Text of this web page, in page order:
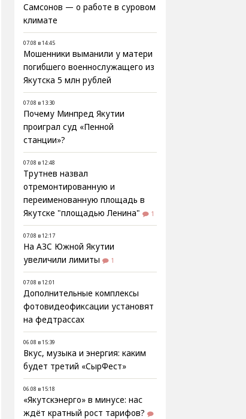
Самсонов — о работе в суровом
климате
07.08 в 14:45
Мошенники выманили у матери
погибшего военнослужащего из
Якутска 5 млн рублей
07.08 в 13:30
Почему Минпред Якутии
проиграл суд «Пенной
станции»?
07.08 в 12:48
Трутнев назвал
отремонтированную и
переименованную площадь в
Якутске "площадью Ленина"
1
07.08 в 12:17
На АЗС Южной Якутии
увеличили лимиты
1
07.08 в 12:01
Дополнительные комплексы
фотовидеофиксации установят
на федтрассах
06.08 в 15:39
Вкус, музыка и энергия: каким
будет третий «СырФест»
06.08 в 15:18
«Якутскэнерго» в минусе: нас
ждёт кратный рост тарифов?